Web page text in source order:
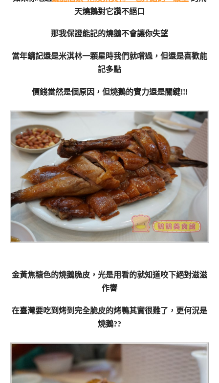
天燒鵝對它讚不絕口
那我保證能記的燒鵝不會讓你失望
當年鏞記還是米淇林一顆星時我們就嚐過，但還是喜歡能
記多點
價錢當然是個原因，但燒鵝的實力還是關鍵!!!
金黃焦糖色的燒鵝脆皮，光是用看的就知道咬下絕對滋滋
作響
在臺灣要吃到烤到完全脆皮的烤鴨其實很難了，更何況是
燒鵝??